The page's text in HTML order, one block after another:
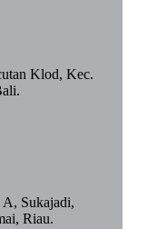
Klod, Kec.
Sukajadi,
Riau.